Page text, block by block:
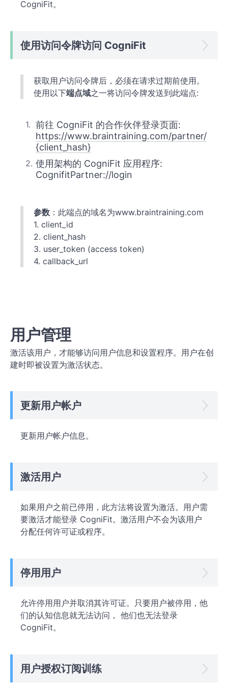
CogniFit。
使用访问令牌访问 CogniFit
获取用户访问令牌后，必须在请求过期前使用。
使用以下端点域之一将访问令牌发送到此端点:
前往 CogniFit 的合作伙伴登录页面:
https://www.braintraining.com/partner/
{client_hash}
使用架构的 CogniFit 应用程序:
CognifitPartner://login
参数 ：此端点的域名为www.braintraining.com
1. client_id
2. client_hash
3. user_token (access token)
4. callback_url
用户管理
激活该用户，才能够访问用户信息和设置程序。用户在创
建时即被设置为激活状态。
更新用户帐户
更新用户帐户信息。
激活用户
如果用户之前已停用，此方法将设置为激活。用户需
要激活才能登录 CogniFit。激活用户不会为该用户
分配任何许可证或程序。
停用用户
允许停用用户并取消其许可证。只要用户被停用，他
们的认知信息就无法访问， 他们也无法登录
CogniFit。
用户授权订阅训练